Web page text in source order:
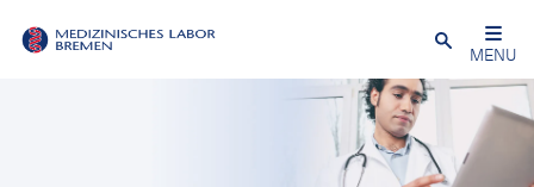
Schließen
MENU